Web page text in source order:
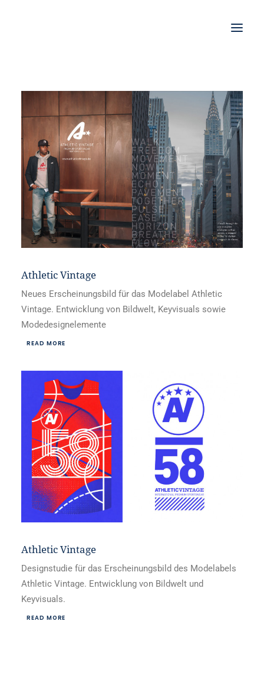
STORIES
WORK
JOBS
SHOP
KONTAKT
IMPRESSUM
DATENSCHUTZ
WIDERRUFSBELEHRUNG
Athletic Vintage
Neues Erscheinungsbild für das Modelabel Athletic
Vintage. Entwicklung von Bildwelt, Keyvisuals sowie
Modedesignelemente
READ MORE
Athletic Vintage
Designstudie für das Erscheinungsbild des Modelabels
Athletic Vintage. Entwicklung von Bildwelt und
Keyvisuals.
READ MORE